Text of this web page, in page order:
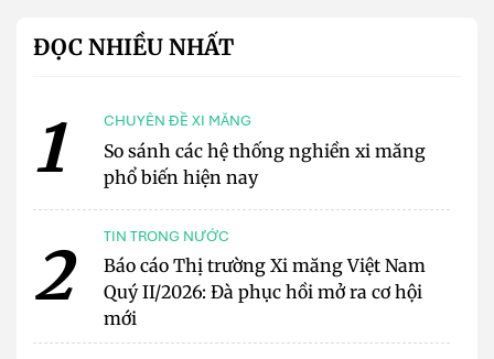
ĐỌC NHIỀU NHẤT
1 CHUYÊN ĐỀ XI MĂNG
So sánh các hệ thống nghiền xi măng
phổ biến hiện nay
2 TIN TRONG NƯỚC
Báo cáo Thị trường Xi măng Việt Nam
Quý II/2026: Đà phục hồi mở ra cơ hội
mới